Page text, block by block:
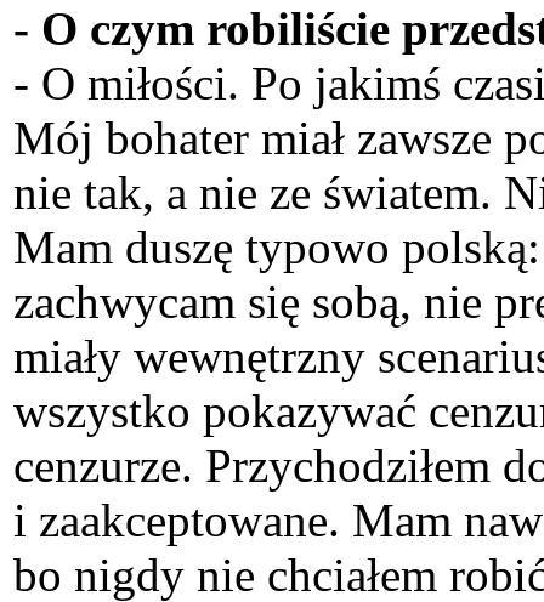
- O czym robiliście
- O miłości. Po jakimś
Mój bohater miał zawsze
nie tak, a nie ze światem.
Mam duszę typowo
zachwycam się sobą, nie
miały wewnętrzny
wszystko pokazywać
cenzurze. Przychodziłem
i zaakceptowane. Mam
bo nigdy nie chciałem